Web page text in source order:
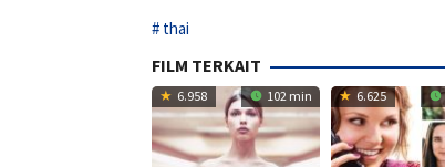
thai
FILM TERKAIT
6.958 102 min 6.625